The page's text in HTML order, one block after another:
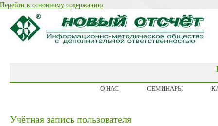
Перейти к основному содержанию
О НАС СЕМИНАРЫ
Учётная запись пользователя